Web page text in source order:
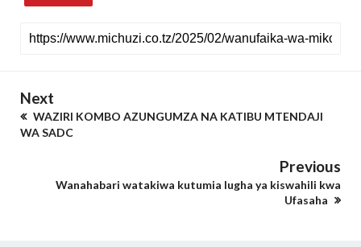
Next
WAZIRI KOMBO AZUNGUMZA NA KATIBU MTENDAJI
WA SADC
Previous
Wanahabari watakiwa kutumia lugha ya kiswahili kwa
Ufasaha